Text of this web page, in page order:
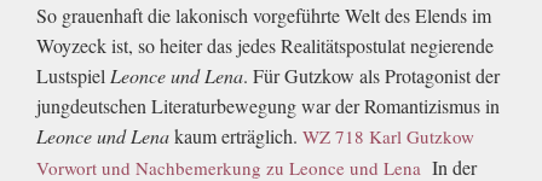
So grauenhaft die lakonisch vorgeführte Welt des Elends im
Woyzeck ist, so heiter das jedes Realitätspostulat negierende
Lustspiel Leonce und Lena. Für Gutzkow als Protagonist der
jungdeutschen Literaturbewegung war der Romantizismus in
Leonce und Lenakaum erträglich. WZ 718 Karl Gutzkow
Vorwort und Nachbemerkung zu Leonce und Lena In der